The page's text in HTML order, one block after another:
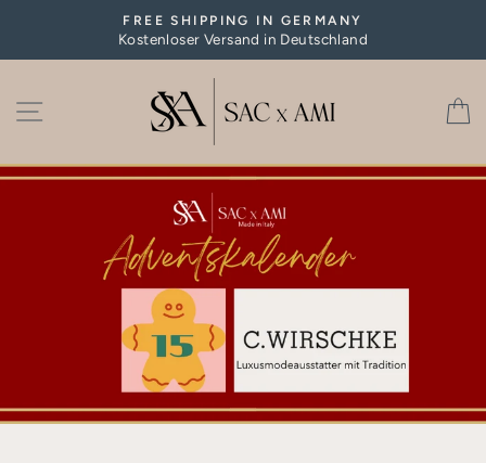
content
Pause
FREE SHIPPING IN GERMANY
Kostenloser Versand in Deutschland
SITE NAVIGATION